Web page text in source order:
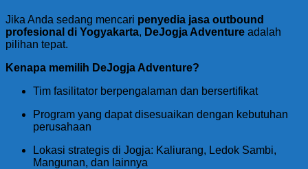
Jika Anda sedang mencari penyedia jasa outbound
profesional di Yogyakarta, DeJogja Adventure adalah
pilihan tepat.
Kenapa memilih DeJogja Adventure?
Tim fasilitator berpengalaman dan bersertifikat
Program yang dapat disesuaikan dengan kebutuhan
perusahaan
Lokasi strategis di Jogja: Kaliurang, Ledok Sambi,
Mangunan, dan lainnya